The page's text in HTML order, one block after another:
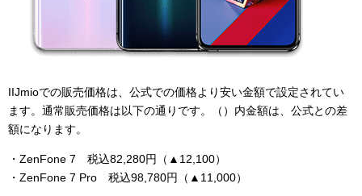
IIJmioでの販売価格は、公式での価格より安い金額で設定されてい
ます。通常販売価格は以下の通りです。（）内金額は、公式との差
額になります。
・ZenFone 7 税込82,280円（▲12,100）
・ZenFone 7 Pro 税込98,780円（▲11,000）